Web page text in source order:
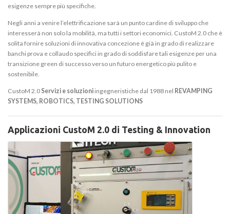
esigenze sempre più specifiche.
Negli anni a venire l’elettrificazione sarà un punto cardine di sviluppo che
interesserà non solo la mobilità, ma tutti i settori economici. CustoM 2.0 che è
solita fornire soluzioni di innovativa concezione è già in grado di realizzare
banchi prova e collaudo specifici in grado di soddisfare tali esigenze per una
transizione green di successo verso un futuro energetico più pulito e
sostenibile.
CustoM 2.0 Servizi e soluzioni ingegneristiche dal 1988 nel REVAMPING
SYSTEMS, ROBOTICS, TESTING SOLUTIONS
Applicazioni CustoM 2.0 di Testing & Innovation